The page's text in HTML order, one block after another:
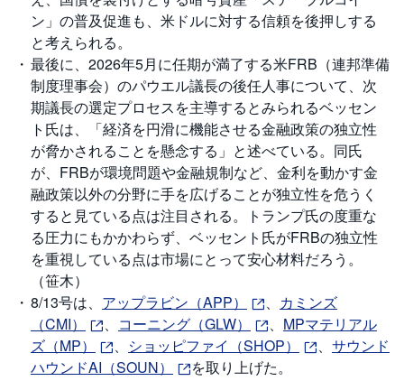
引
所
C
F
D
(
く
り
っ
く
株
3
6
5)
店
頭
C
F
D
S
T(
セ
キ
ュ
リ
ン」の普及促進も、米ドルに対する信頼を後押しする
と考えられる。
最後に、2026年5月に任期が満了する米FRB（連邦準備
制度理事会）のパウエル議長の後任人事について、次
期議長の選定プロセスを主導するとみられるベッセン
ト氏は、「経済を円滑に機能させる金融政策の独立性
が脅かされることを懸念する」と述べている。同氏
が、FRBが環境問題や金融規制など、金利を動かす金
融政策以外の分野に手を広げることが独立性を危うく
すると見ている点は注目される。トランプ氏の度重な
る圧力にもかかわらず、ベッセント氏がFRBの独立性
を重視している点は市場にとって安心材料だろう。
（笹木）
8/13号は、 アップラビン（APP） 、 カミンズ
（CMI）
、 コーニング（GLW） 、 MPマテリアル
ズ（MP）
、 ショッピファイ（SHOP） 、 サウンド
ハウンドAI（SOUN）
を取り上げた。